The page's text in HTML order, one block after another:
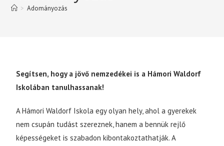
> Adományozás
Segítsen, hogy a jövő nemzedékei is a Hámori Waldorf
Iskolában tanulhassanak!
A Hámori Waldorf Iskola egy olyan hely, ahol a gyerekek
nem csupán tudást szereznek, hanem a bennük rejlő
képességeket is szabadon kibontakoztathatják. A